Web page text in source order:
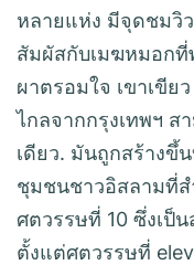
หลายแห่ง มีจุดชมวิ
สัมผัสกับเมฆหมอกที่
ผาตรอมใจ เขาเขีย
ไกลจากกรุงเทพฯ ส
เดียว. มันถูกสร้างขึ้
ชุมชนชาวอิสลามที่
ศตวรรษที่ 10 ซึ่งเป็
ตั้งแต่ศตวรรษที่